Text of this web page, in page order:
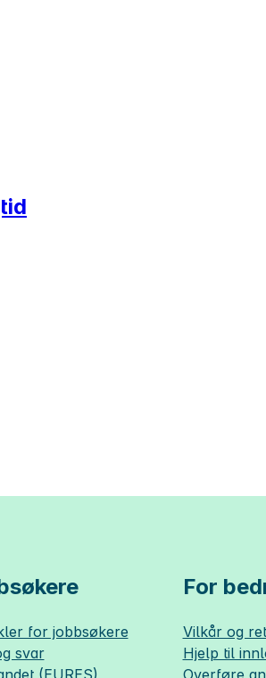
for jobbsøkere
svar
(EURES)
For
Vilkår og
Hjelp til
Overføre